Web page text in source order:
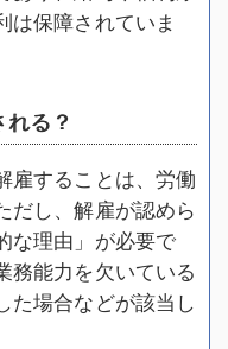
は保障されていま
る？
雇することは、労働
だし、解雇が認めら
な理由」が必要で
務能力を欠いている
た場合などが該当し